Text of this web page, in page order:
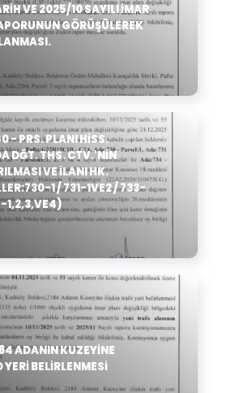
VE 2025/10 SAYILI İMAR
GÖRÜŞÜLEREK
- PRS. PLANI HISS.
DĞT. THS. CTV.'NIN
VE ILANI HK.
1 / 731-1VE2 / 733-
1,2,3,VE4)
ADANIN KUZEYINE
BELIRLENMESI